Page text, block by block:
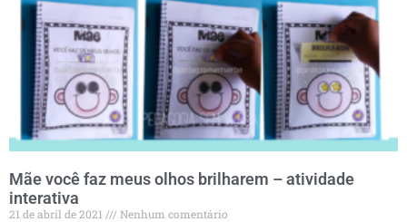
Mãe você faz meus olhos brilharem – atividade
interativa
21 de abril de 2021
Nenhum comentário